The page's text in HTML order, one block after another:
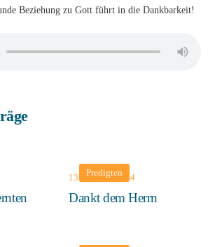
Beziehung zu Gott führt in die Dankbarkeit!
Predigten
13. Oktober 2024
Dankt dem Herrn